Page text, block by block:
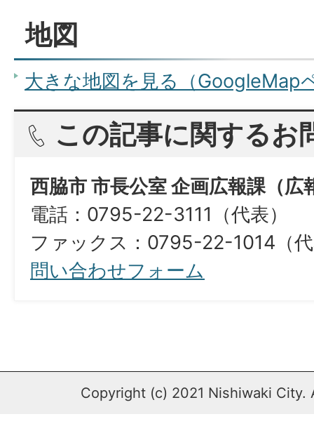
地図
大きな地図を見る（GoogleMap
この記事に関するお
西脇市 市長公室 企画広報課（広
電話：0795-22-3111（代表）
ファックス：0795-22-1014（
問い合わせフォーム
Copyright (c) 2021 Nishiwaki City.